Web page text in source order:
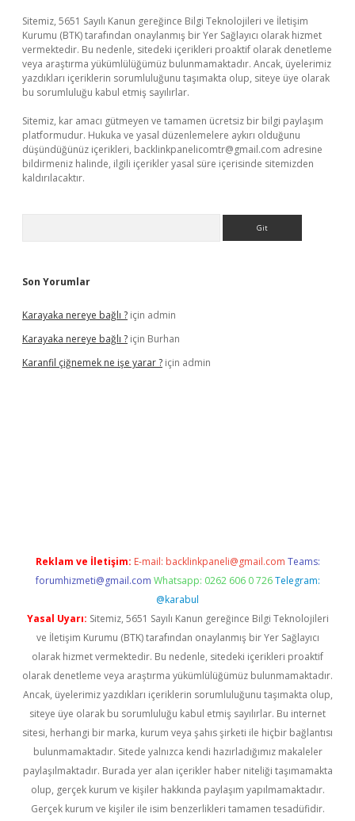
Sitemiz, 5651 Sayılı Kanun gereğince Bilgi Teknolojileri ve İletişim
Kurumu (BTK) tarafından onaylanmış bir Yer Sağlayıcı olarak hizmet
vermektedir. Bu nedenle, sitedeki içerikleri proaktif olarak denetleme
veya araştırma yükümlülüğümüz bulunmamaktadır. Ancak, üyelerimiz
yazdıkları içeriklerin sorumluluğunu taşımakta olup, siteye üye olarak
bu sorumluluğu kabul etmiş sayılırlar.
Sitemiz, kar amacı gütmeyen ve tamamen ücretsiz bir bilgi paylaşım
platformudur. Hukuka ve yasal düzenlemelere aykırı olduğunu
düşündüğünüz içerikleri, backlinkpanelicomtr@gmail.com adresine
bildirmeniz halinde, ilgili içerikler yasal süre içerisinde sitemizden
kaldırılacaktır.
Son Yorumlar
Karayaka nereye bağlı ? için admin
Karayaka nereye bağlı ? için Burhan
Karanfil çiğnemek ne işe yarar ? için admin
Reklam ve İletişim: E-mail: backlinkpaneli@gmail.com Teams:
forumhizmeti@gmail.com Whatsapp: 0262 606 0 726 Telegram:
@karabul
Yasal Uyarı: Sitemiz, 5651 Sayılı Kanun gereğince Bilgi Teknolojileri
ve İletişim Kurumu (BTK) tarafından onaylanmış bir Yer Sağlayıcı
olarak hizmet vermektedir. Bu nedenle, sitedeki içerikleri proaktif
olarak denetleme veya araştırma yükümlülüğümüz bulunmamaktadır.
Ancak, üyelerimiz yazdıkları içeriklerin sorumluluğunu taşımakta olup,
siteye üye olarak bu sorumluluğu kabul etmiş sayılırlar. Bu internet
sitesi, herhangi bir marka, kurum veya şahıs şirketi ile hiçbir bağlantısı
bulunmamaktadır. Sitede yalnızca kendi hazırladığımız makaleler
paylaşılmaktadır. Burada yer alan içerikler haber niteliği taşımamakta
olup, gerçek kurum ve kişiler hakkında paylaşım yapılmamaktadır.
Gerçek kurum ve kişiler ile isim benzerlikleri tamamen tesadüfidir.